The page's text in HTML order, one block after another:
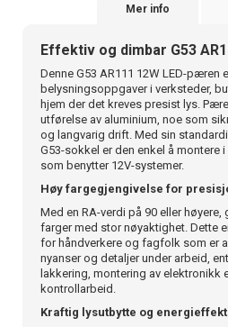
Mer info
Effektiv og dimbar G53
Denne G53 AR111 12W LED-pæren
belysningsoppgaver i verksteder,
hjem der det kreves presist lys.
utførelse av aluminium, noe som
og langvarig drift. Med sin
G53-sokkel er den enkel å montere
som benytter 12V-systemer.
Høy fargegjengivelse for
Med en RA-verdi på 90 eller
farger med stor nøyaktighet. Dette
for håndverkere og fagfolk som er
nyanser og detaljer under arbeid,
lakkering, montering av elektronikk
kontrollarbeid.
Kraftig lysutbytte og